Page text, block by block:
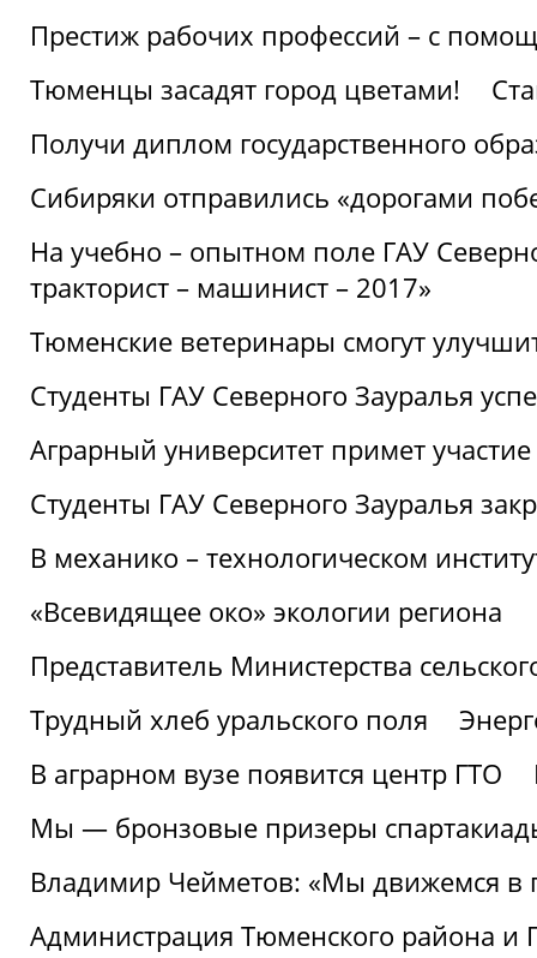
Престиж рабочих профессий – с
Тюменцы засадят город цветами!
Получи диплом государственного
Сибиряки отправились «дорогами
На учебно – опытном поле ГАУ
тракторист – машинист – 2017»
Тюменские ветеринары смогут
Студенты ГАУ Северного Зауралья
Аграрный университет примет
Студенты ГАУ Северного Зауралья
В механико – технологическом
«Всевидящее око» экологии региона
Представитель Министерства
Трудный хлеб уральского поля
В аграрном вузе появится центр ГТО
Мы — бронзовые призеры
Владимир Чейметов: «Мы движемся в
Администрация Тюменского района и